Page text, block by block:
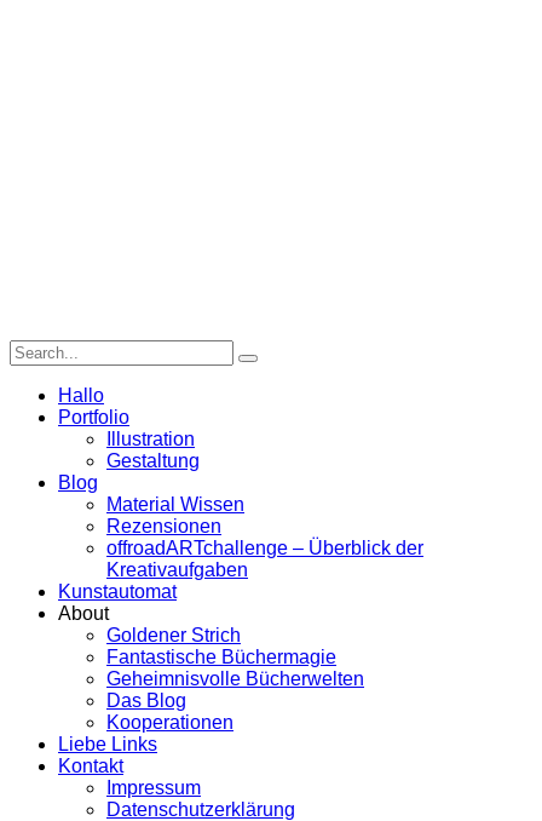
Hallo
Portfolio
Illustration
Gestaltung
Blog
Material Wissen
Rezensionen
offroadARTchallenge – Überblick der
Kreativaufgaben
Kunstautomat
About
Goldener Strich
Fantastische Büchermagie
Geheimnisvolle Bücherwelten
Das Blog
Kooperationen
Liebe Links
Kontakt
Impressum
Datenschutzerklärung